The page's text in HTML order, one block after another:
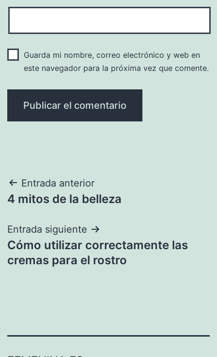
Guarda mi nombre, correo electrónico y web en
este navegador para la próxima vez que comente.
Navegación
de
entradas
Entrada anterior
4 mitos de la belleza
Entrada siguiente
Cómo utilizar correctamente las
cremas para el rostro